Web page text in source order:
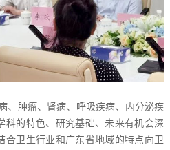
肿瘤、肾病、呼吸疾病、内分泌疾
科的特色、研究基础、未来有机会深
合卫生行业和广东省地域的特点向卫